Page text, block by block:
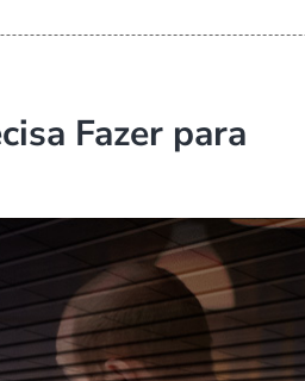
Fazer para